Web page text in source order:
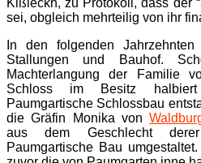
sei, obgleich mehrteilig von ihr
In den folgenden
Stallungen und Bauhof.
Machterlangung der Familie
Schloss im Besitz
Paumgartische Schlossbau
die Gräfin Monika von
aus dem Geschlecht
Paumgartische Bau